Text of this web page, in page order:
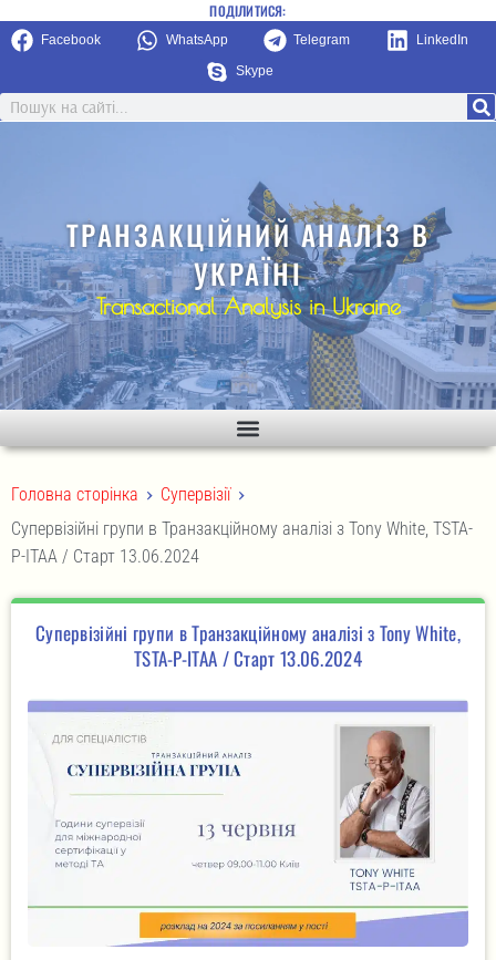
ПОДІЛИТИСЯ:
Facebook WhatsApp Telegram LinkedIn
Skype
ТРАНЗАКЦІЙНИЙ АНАЛІЗ В
УКРАЇНІ
Transactional Analysis in Ukraine
Головна сторінка > Супервізії >
Супервізійні групи в Транзакційному аналізі з Tony White, TSTA-
P-ITAA / Старт 13.06.2024
Супервізійні групи в Транзакційному аналізі з Tony White,
TSTA-P-ITAA / Старт 13.06.2024